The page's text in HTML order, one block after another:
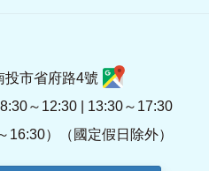
投市省府路4號
～12:30 | 13:30～17:30
16:30）（國定假日除外）